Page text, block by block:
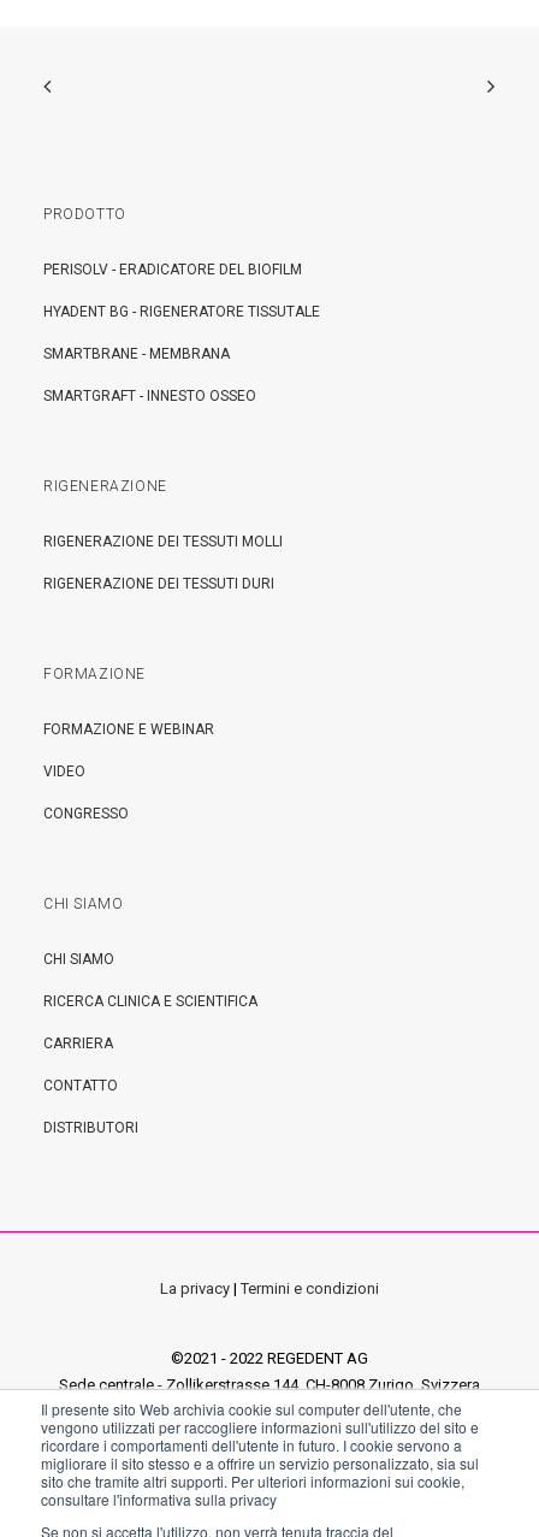
Il presente sito Web archivia cookie sul computer dell'utente, che
vengono utilizzati per raccogliere informazioni sull'utilizzo del sito e
ricordare i comportamenti dell'utente in futuro. I cookie servono a
migliorare il sito stesso e a offrire un servizio personalizzato, sia sul
sito che tramite altri supporti. Per ulteriori informazioni sui cookie,
consultare l'informativa sulla privacy
Se non si accetta l'utilizzo, non verrà tenuta traccia del
PRODOTTO
PERISOLV - ERADICATORE DEL BIOFILM
HYADENT BG - RIGENERATORE TISSUTALE
SMARTBRANE - MEMBRANA
SMARTGRAFT - INNESTO OSSEO
RIGENERAZIONE
RIGENERAZIONE DEI TESSUTI MOLLI
RIGENERAZIONE DEI TESSUTI DURI
FORMAZIONE
FORMAZIONE E WEBINAR
VIDEO
CONGRESSO
CHI SIAMO
CHI SIAMO
RICERCA CLINICA E SCIENTIFICA
CARRIERA
CONTATTO
DISTRIBUTORI
La privacy |Termini e condizioni
©2021 - 2022 REGEDENT AG
Sede centrale - Zollikerstrasse 144, CH-8008 Zurigo, Svizzera
Ufficio tedesco - Pfarrgasse 6, 97337 Dettelbach, Germania
Ufficio italiano - Via E. Fermi 18, Sandrigo 36066 VI, Italia